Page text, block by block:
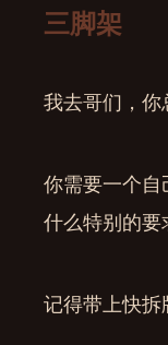
三脚架
我去哥们，你
你需要一个自
什么特别的要
记得带上快拆